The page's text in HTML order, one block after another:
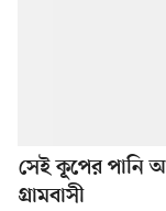
সেই কূপের পানি
গ্রামবাসী